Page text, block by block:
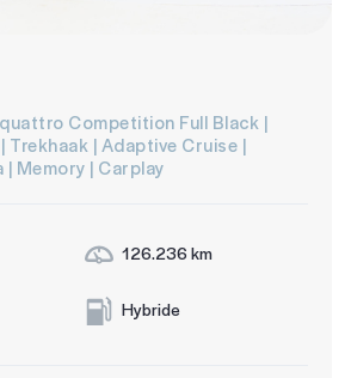
Competition Full Black |
Trekhaak | Adaptive Cruise |
| Memory | Carplay
126.236 km
Hybride